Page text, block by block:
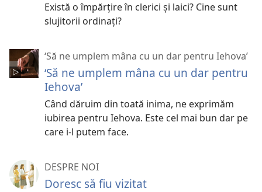
Există o împărțire în clerici și laici? Cine sunt
slujitorii ordinați?
‘Să ne umplem mâna cu un dar pentru Iehova’
‘Să ne umplem mâna cu un dar pentru
Iehova’
Când dăruim din toată inima, ne exprimăm
iubirea pentru Iehova. Este cel mai bun dar pe
care i-l putem face.
DESPRE NOI
Doresc să fiu vizitat